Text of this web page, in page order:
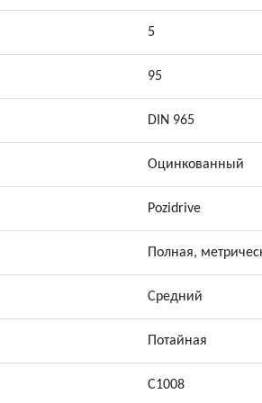
5
95
DIN 965
Оцинкованный
Pozidrive
Полная,
Средний
Потайная
С1008